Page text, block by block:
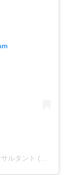
ト (@mujikko_rie)